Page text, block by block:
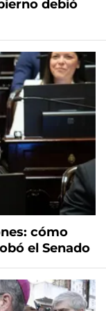
debió
cómo
el Senado